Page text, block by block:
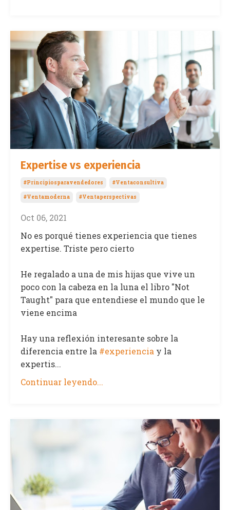
Expertise vs experiencia
#principiosparavendedores #ventaconsultiva
#ventamoderna #ventaperspectivas
Oct 06, 2021
No es porqué tienes experiencia que tienes
expertise. Triste pero cierto
He regalado a una de mis hijas que vive un
poco con la cabeza en la luna el libro "Not
Taught" para que entendiese el mundo que le
viene encima
Hay una reflexión interesante sobre la
diferencia entre la #experiencia y la
expertis...
Continuar leyendo...